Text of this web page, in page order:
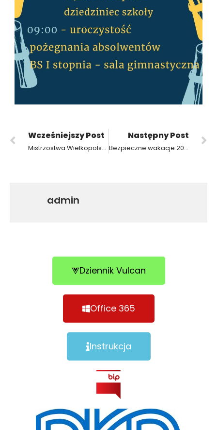
Wcześniejszy Post
Mistrzostwa Wielkopolski w Biegach Przełajowych 2026 – 8. miejsce naszej uczennicy
Następny Post
Bezpieczne wakacje 2026
admin
Dziennik Vulcan
Office 365
Instrukcja